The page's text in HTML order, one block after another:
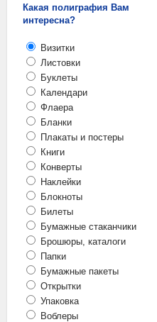
Какая полиграфия Вам
интересна?
Визитки
Листовки
Буклеты
Календари
Флаера
Бланки
Плакаты и постеры
Книги
Конверты
Наклейки
Блокноты
Билеты
Бумажные стаканчики
Брошюры, каталоги
Папки
Бумажные пакеты
Открытки
Упаковка
Воблеры